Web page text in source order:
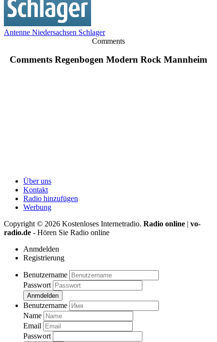
Antenne Niedersachsen Schlager
Comments
Comments Regenbogen Modern Rock Mannheim
Über uns
Kontakt
Radio hinzufügen
Werbung
Copyright © 2026 Kostenloses Internetradio. Radio online | vo-
radio.de - Hören Sie Radio online
Anmdelden
Registrierung
Benutzername
Passwort
Anmdelden
Benutzername
Name
Email
Passwort